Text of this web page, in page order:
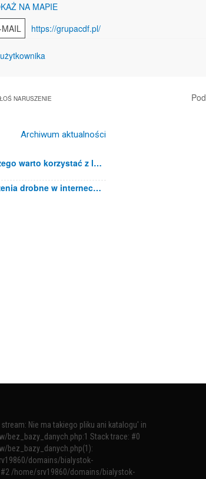
NA MAPIE
https://grupacdf.pl/
NARUSZENIE
Archiwum aktualności
Białystok ogłoszenia radzi dlaczego warto korzystać z lokalnych portali ogłoszeniowych
Dlaczego warto dodawać ogłoszenia drobne w internecie?
Nie ma takiego pliku ani katalogu' in
Stack trace: #0
domains/bialystok-
/home/srv19860/domains/bialystok-